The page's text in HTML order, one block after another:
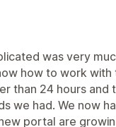
was very
how to work with
than 24 hours and
we had. We now
portal are